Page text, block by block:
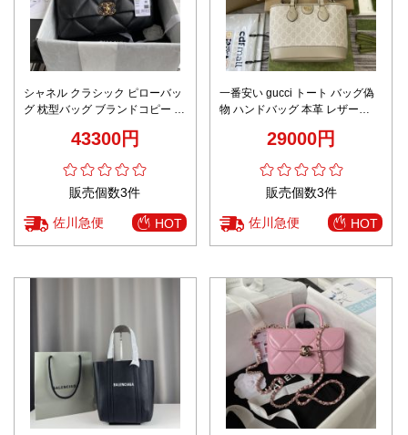
シャネル クラシック ピローバッ
グ 枕型バッグ ブランドコピー 人
コミ おすすめ43300円
販売個数3件
佐川急便 HOT
一番安い gucci トート バッグ偽
物 ハンドバッグ 本革 レザー
29000円
販売個数3件
佐川急便 HOT